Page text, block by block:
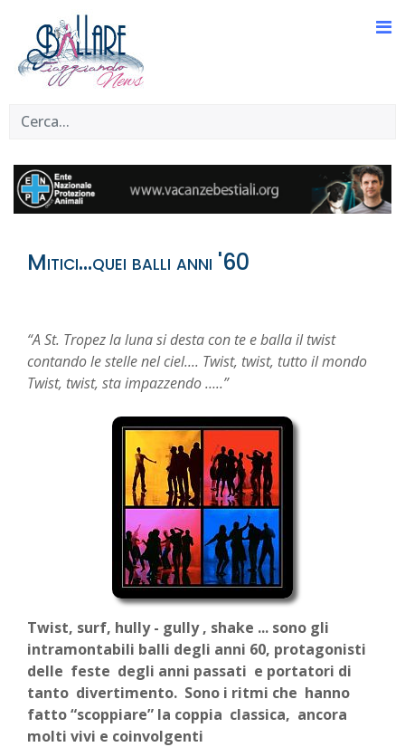
Mitici...quei balli anni '60
“A St. Tropez la luna si desta con te e balla il twist
contando le stelle nel ciel.... Twist, twist, tutto il mondo
Twist, twist, sta impazzendo …..”
Twist, surf, hully - gully , shake ... sono gli
intramontabili balli degli anni 60, protagonisti
delle feste degli anni passati e portatori di
tanto divertimento. Sono i ritmi che hanno
fatto “scoppiare” la coppia classica, ancora
molti vivi e coinvolgenti